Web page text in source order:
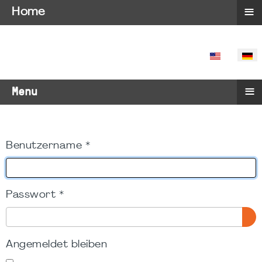
SPRACHE
Menu ≡
Benutzername *
Passwort *
Angemeldet bleiben
Home ≡